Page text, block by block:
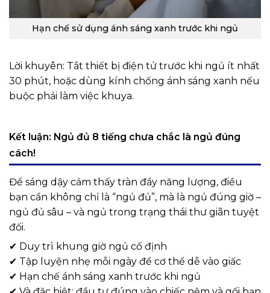
Hạn chế sử dụng ánh sáng xanh trước khi ngủ
Lời khuyên: Tắt thiết bị điện tử trước khi ngủ ít nhất
30 phút, hoặc dùng kính chống ánh sáng xanh nếu
buộc phải làm việc khuya.
Kết luận: Ngủ đủ 8 tiếng chưa chắc là ngủ đúng
cách!
Để sáng dậy cảm thấy tràn đầy năng lượng, điều
bạn cần không chỉ là “ngủ đủ”, mà là ngủ đúng giờ –
ngủ đủ sâu – và ngủ trong trạng thái thư giãn tuyệt
đối.
✔ Duy trì khung giờ ngủ cố định
✔ Tập luyện nhẹ mỗi ngày để cơ thể dễ vào giấc
✔ Hạn chế ánh sáng xanh trước khi ngủ